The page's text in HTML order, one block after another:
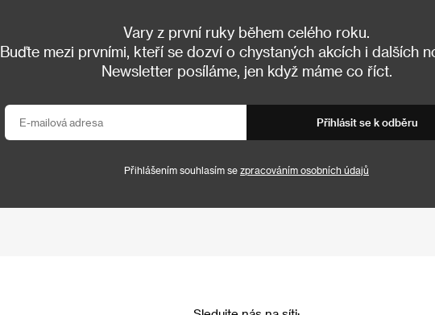
Vary z první ruky během celého roku.
Buďte mezi prvními, kteří se dozví o chystaných akcích i dalších
Newsletter posíláme, jen když máme co říct.
Přihlásit se k odběru
Přihlášením souhlasím se zpracováním osobních údajů